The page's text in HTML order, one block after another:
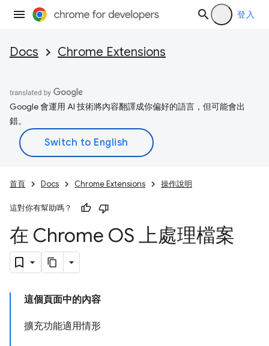
登入
Docs Chrome Extensions
Google 會運用 AI 技術將內容翻譯成你偏好的語言，但可能會出
錯。
首頁 Docs Chrome Extensions 操作說明
這對你有幫助嗎？
在 Chrome OS 上處理檔案
這個頁面中的內容
擴充功能適用情形